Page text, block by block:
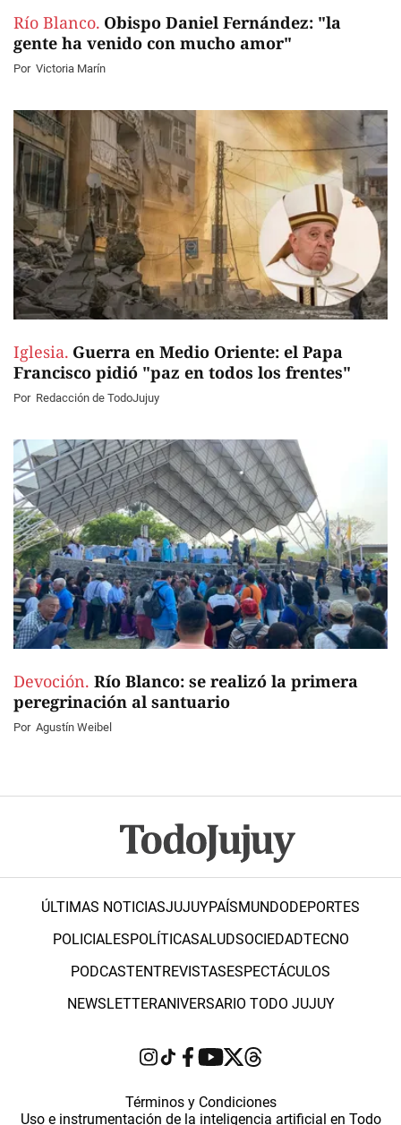
Río Blanco. Obispo Daniel Fernández: "la
gente ha venido con mucho amor"
Por Victoria Marín
Iglesia. Guerra en Medio Oriente: el Papa
Francisco pidió "paz en todos los frentes"
Por Redacción de TodoJujuy
Devoción. Río Blanco: se realizó la primera
peregrinación al santuario
Por Agustín Weibel
ÚLTIMAS NOTICIASJUJUYPAÍSMUNDODEPORTES
POLICIALESPOLÍTICASALUDSOCIEDADTECNO
PODCASTENTREVISTASESPECTÁCULOS
NEWSLETTERANIVERSARIO TODO JUJUY
Términos y Condiciones
Uso e instrumentación de la inteligencia artificial en Todo